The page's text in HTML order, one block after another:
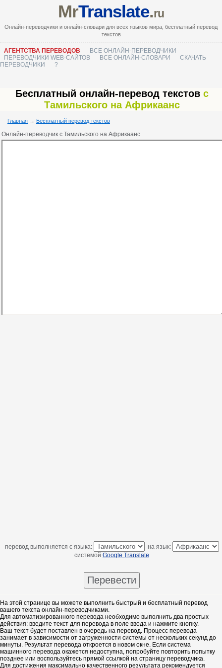
MrTranslate.ru
Онлайн-переводчики и онлайн-словари для всех языков мира, бесплатный перевод
текстов
АГЕНТСТВА ПЕРЕВОДОВ
ВСЕ ОНЛАЙН-ПЕРЕВОДЧИКИ
ПЕРЕВОДЧИКИ WEB-САЙТОВ
ВСЕ ОНЛАЙН-СЛОВАРИ
СКАЧАТЬ
ПЕРЕВОДЧИКИ
?
Бесплатный онлайн-перевод текстов с
Тамильского на Африкаанс
Главная → Бесплатный перевод текстов
Онлайн-переводчик с Тамильского на Африкаанс
перевод выполняется с языка:
на язык:
системой Google Translate
На этой странице вы можете выполнить быстрый и бесплатный перевод
вашего текста онлайн-переводчиками.
Для автоматизированного перевода необходимо выполнить два простых
действия: введите текст для перевода в поле ввода и нажмите кнопку.
Ваш текст будет поставлен в очередь на перевод. Процесс перевода
занимает в зависимости от загруженности системы от нескольких секунд до
минуты. Результат перевода откроется в новом окне. Если система
машинного перевода окажется недоступна, попробуйте повторить попытку
позднее или воспользуйтесь прямой ссылкой на страницу переводчика.
Для достижения максимально качественного результата рекомендуется